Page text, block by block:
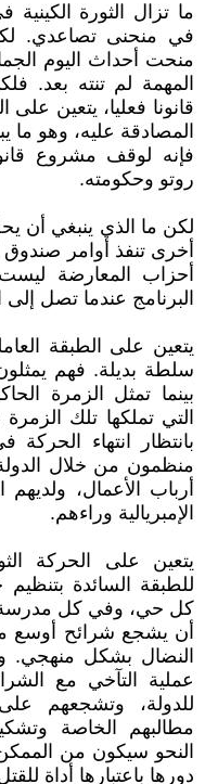
ما تزال الثورة الكينية
في منحنى تصاعدي.
منحت أحداث اليوم
المهمة لم تنته بعد.
قانونا فعليا، يتعين
المصادقة عليه، وهو ما
فإنه لوقف مشروع
روتو وحكومته.
لكن ما الذي ينبغي أن
أخرى تنفذ أوامر صندوق
أحزاب المعارضة
البرنامج عندما تصل
يتعين على الطبقة
سلطة بديلة. فهم
بينما تمثل الزمرة
التي تملكها تلك
بانتظار انتهاء
منظمون من خلال
أرباب الأعمال،
الإمبريالية وراءهم.
يتعين على الحركة
للطبقة السائدة
كل حي، وفي كل
أن يشجع شرائح أوسع
النضال بشكل منهجي.
عملية التآخي مع
للدولة، وتشجعهم على
مطالبهم الخاصة
النحو سيكون من
دورها باعتبارها أداة